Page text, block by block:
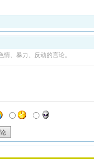
、暴力、反动的言论。